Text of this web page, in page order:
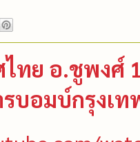
ทย อ.ชูพงศ์
บอมบ์กรุงเ